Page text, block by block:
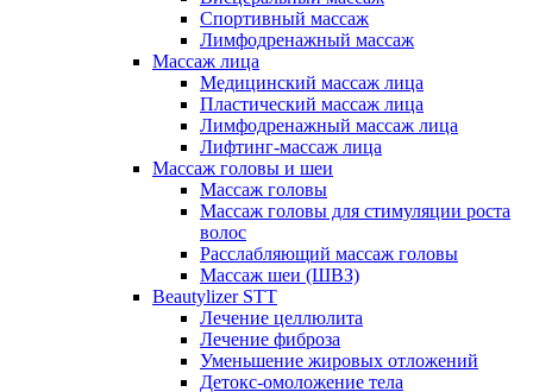
Спортивный массаж
Лимфодренажный массаж
Массаж лица
Медицинский массаж лица
Пластический массаж лица
Лимфодренажный массаж лица
Лифтинг-массаж лица
Массаж головы и шеи
Массаж головы
Массаж головы для стимуляции роста
волос
Расслабляющий массаж головы
Массаж шеи (ШВЗ)
Beautylizer STT
Лечение целлюлита
Лечение фиброза
Уменьшение жировых отложений
Детокс-омоложение тела